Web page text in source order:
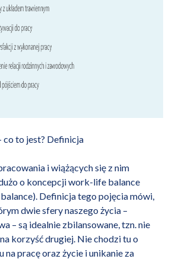
to jest? Definicja
i wiążących się z nim
o koncepcji work-life balance
Definicja tego pojęcia mówi,
dwie sfery naszego życia –
– są idealnie zbilansowane, tzn. nie
korzyść drugiej. Nie chodzi tu o
na pracę oraz życie i unikanie za